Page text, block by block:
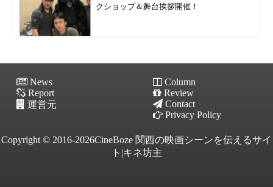
クショップ＆舞台挨拶開催！
News
Column
Report
Review
運営元
Contact
Privacy Policy
Copyright © 2016-2026CineBoze 関西の映画シーンを伝えるサイ
ト|キネ坊主